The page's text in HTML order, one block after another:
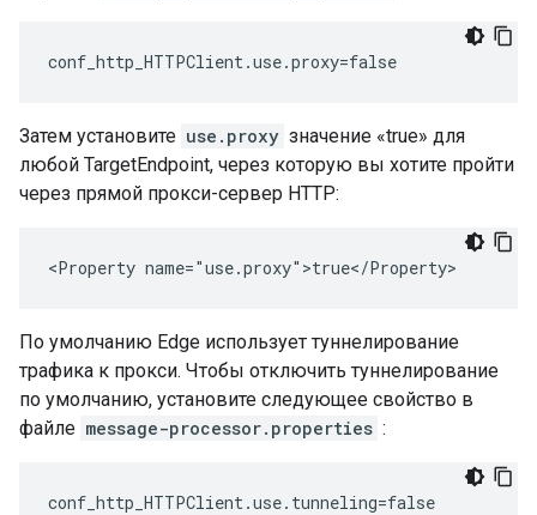
conf_http_HTTPClient.use.proxy=false
Затем установите use.proxy значение «true» для
любой TargetEndpoint, через которую вы хотите пройти
через прямой прокси-сервер HTTP:
<Property name="use.proxy">true</Property>
По умолчанию Edge использует туннелирование
трафика к прокси. Чтобы отключить туннелирование
по умолчанию, установите следующее свойство в
файле message-processor.properties :
conf_http_HTTPClient.use.tunneling=false